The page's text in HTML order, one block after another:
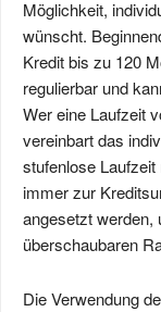
Möglichkeit,
wünscht.
Kredit bis zu 120
regulierbar und
Wer eine Laufzeit
vereinbart das
stufenlose
immer zur
angesetzt werden,
überschaubaren
Die Verwendung